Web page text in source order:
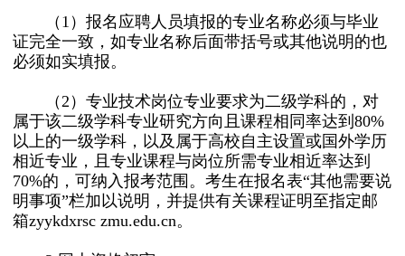
（1）报名应聘人员填报的专业名称必须与毕业
证完全一致，如专业名称后面带括号或其他说明的也
必须如实填报。
（2）专业技术岗位专业要求为二级学科的，对
属于该二级学科专业研究方向且课程相同率达到80%
以上的一级学科，以及属于高校自主设置或国外学历
相近专业，且专业课程与岗位所需专业相近率达到
70%的，可纳入报考范围。考生在报名表“其他需要说
明事项”栏加以说明，并提供有关课程证明至指定邮
箱zyykdxrsc zmu.edu.cn。